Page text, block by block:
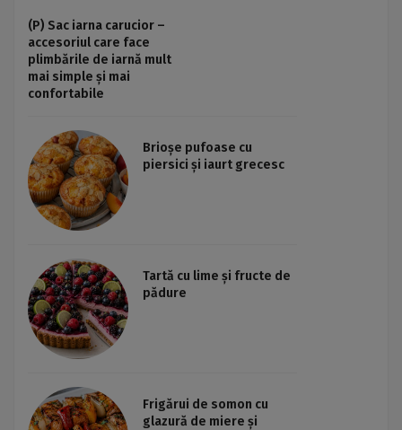
(P) Sac iarna carucior –
accesoriul care face
plimbările de iarnă mult
mai simple și mai
confortabile
Brioșe pufoase cu
piersici și iaurt grecesc
Tartă cu lime și fructe de
pădure
Frigărui de somon cu
glazură de miere și